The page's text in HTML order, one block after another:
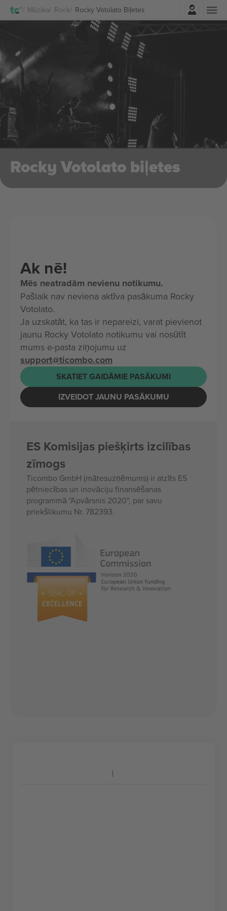
Mūzika Rock Rocky Votolato Biļetes
Pierakstīties
Rocky Votolato biļetes
Ak nē!
Mēs neatradām nevienu notikumu.
Pašlaik nav neviena aktīva pasākuma Rocky
Votolato.
Ja uzskatāt, ka tas ir nepareizi, varat pievienot
jaunu Rocky Votolato notikumu vai nosūtīt
mums e-pasta ziņojumu uz
support@ticombo.com
SKATIET GAIDĀMIE PASĀKUMI
IZVEIDOT JAUNU PASĀKUMU
ES Komisijas piešķirts izcilības
zīmogs
Ticombo GmbH (mātesuzņēmums) ir atzīts ES
pētniecības un inovāciju finansēšanas
programmā "Apvārsnis 2020", par savu
priekšlikumu Nr. 782393.